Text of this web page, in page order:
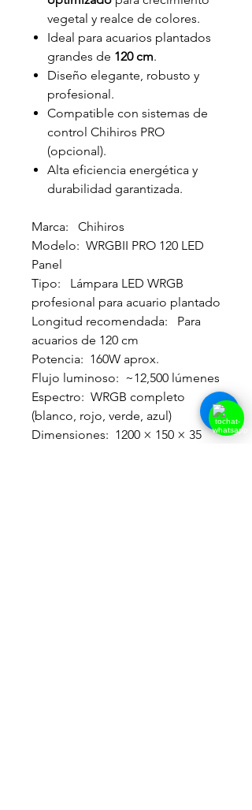
vegetal y realce de colores.
Ideal para acuarios plantados
grandes de 120 cm.
Diseño elegante, robusto y
profesional.
Compatible con sistemas de
control Chihiros PRO
(opcional).
Alta eficiencia energética y
durabilidad garantizada.
Marca: Chihiros
Modelo: WRGBII PRO 120 LED
Panel
Tipo: Lámpara LED WRGB
profesional para acuario plantado
Longitud recomendada: Para
acuarios de 120 cm
Potencia: 160W aprox.
Flujo luminoso: ~12,500 lúmenes
Espectro: WRGB completo
(blanco, rojo, verde, azul)
Dimensiones: 1200 × 150 × 35